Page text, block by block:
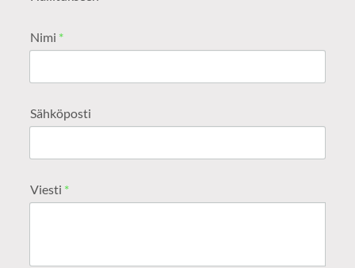
Nimi *
Sähköposti
Viesti *